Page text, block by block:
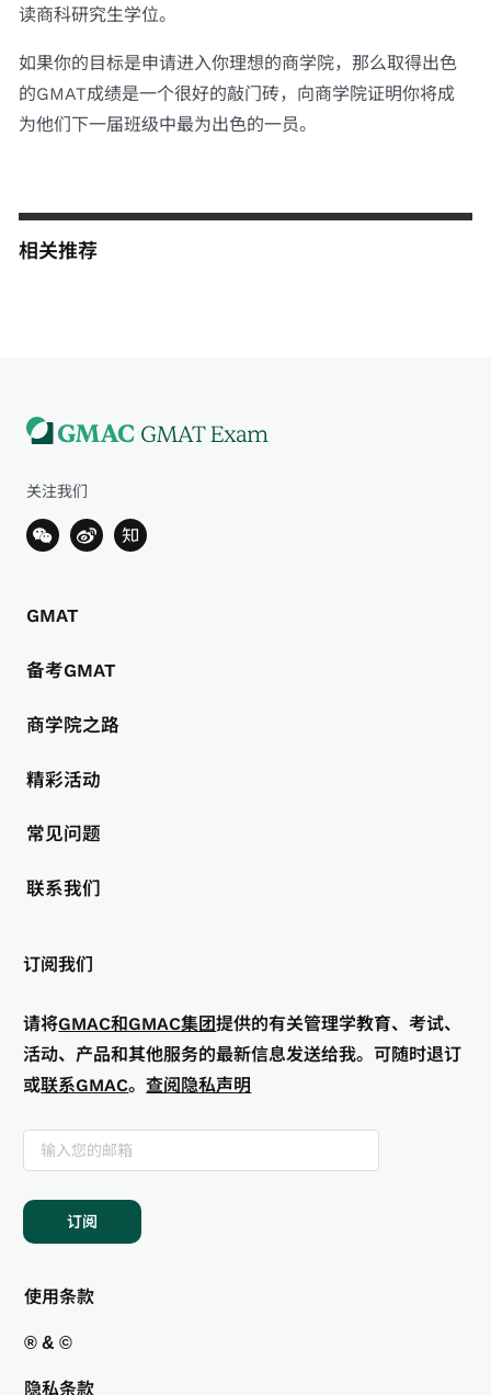
读商科研究生学位。
如果你的目标是申请进入你理想的商学院，那么取得出色
的GMAT成绩是一个很好的敲门砖，向商学院证明你将成
为他们下一届班级中最为出色的一员。
相关推荐
关注我们
GMAT
备考GMAT
商学院之路
精彩活动
常见问题
联系我们
订阅我们
请将GMAC和GMAC集团提供的有关管理学教育、考试、
活动、产品和其他服务的最新信息发送给我。可随时退订
或联系GMAC。查阅隐私声明
订阅
使用条款
® & ©
隐私条款